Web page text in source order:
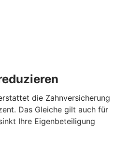
die Zahnversicherung
Das Gleiche gilt auch für
Ihre Eigenbeteiligung